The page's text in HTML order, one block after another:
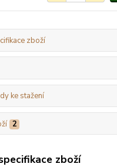
zboží
ke stažení
2
zboží